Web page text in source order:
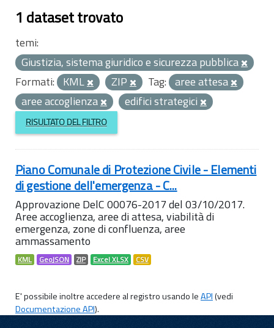
1 dataset trovato
temi:
Giustizia, sistema giuridico e sicurezza pubblica
Formati: KML ZIP Tag: aree attesa
aree accoglienza
edifici strategici
RISULTATO DEL FILTRO
Piano Comunale di Protezione Civile - Elementi
di gestione dell'emergenza - C...
Approvazione DelC 00076-2017 del 03/10/2017.
Aree accoglienza, aree di attesa, viabilità di
emergenza, zone di confluenza, aree
ammassamento
KML GeoJSON ZIP Excel XLSX CSV
E' possibile inoltre accedere al registro usando leAPI(vedi
Documentazione API).